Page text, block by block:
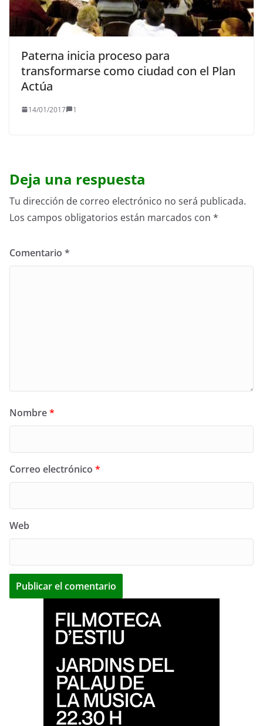
Paterna inicia proceso para
transformarse como ciudad con el Plan
Actúa
14/01/2017 1
Deja una respuesta
Tu dirección de correo electrónico no será publicada.
Los campos obligatorios están marcados con *
Comentario *
Nombre*
Correo electrónico *
Web